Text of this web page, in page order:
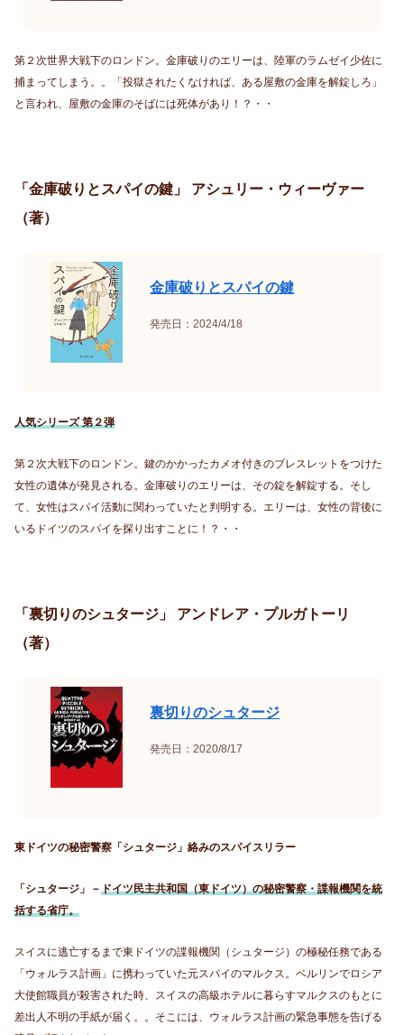
第２次世界大戦下のロンドン。金庫破りのエリーは、陸軍のラムゼイ少佐に
捕まってしまう。。「投獄されたくなければ、ある屋敷の金庫を解錠しろ」
と言われ、屋敷の金庫のそばには死体があり！？・・
「金庫破りとスパイの鍵」 アシュリー・ウィーヴァー
（著）
金庫破りとスパイの鍵
発売日：2024/4/18
人気シリーズ 第２弾
第２次大戦下のロンドン。鍵のかかったカメオ付きのブレスレットをつけた
女性の遺体が発見される。金庫破りのエリーは、その錠を解錠する。そし
て、女性はスパイ活動に関わっていたと判明する。エリーは、女性の背後に
いるドイツのスパイを探り出すことに！？・・
「裏切りのシュタージ」 アンドレア・プルガトーリ
（著）
裏切りのシュタージ
発売日：2020/8/17
東ドイツの秘密警察「シュタージ」絡みのスパイスリラー
「シュタージ」－ドイツ民主共和国（東ドイツ）の秘密警察・諜報機関を統
括する省庁。
スイスに逃亡するまで東ドイツの諜報機関（シュタージ）の極秘任務である
「ウォルラス計画」に携わっていた元スパイのマルクス。ベルリンでロシア
大使館職員が殺害された時、スイスの高級ホテルに暮らすマルクスのもとに
差出人不明の手紙が届く。。そこには、ウォルラス計画の緊急事態を告げる